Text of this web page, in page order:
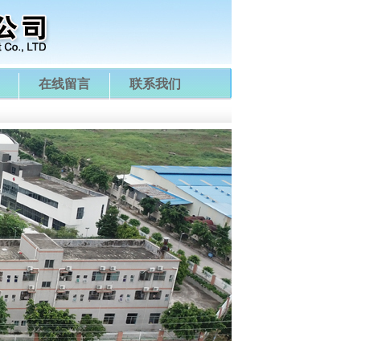
在线留言 联系我们